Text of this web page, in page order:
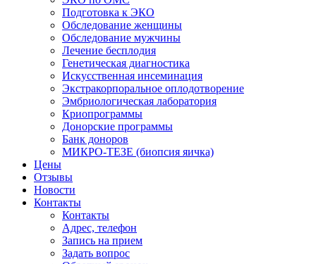
Подготовка к ЭКО
Обследование женщины
Обследование мужчины
Лечение бесплодия
Генетическая диагностика
Искусственная инсеминация
Экстракорпоральное оплодотворение
Эмбриологическая лаборатория
Криопрограммы
Донорские программы
Банк доноров
МИКРО-ТЕЗЕ (биопсия яичка)
Цены
Отзывы
Новости
Контакты
Контакты
Адрес, телефон
Запись на прием
Задать вопрос